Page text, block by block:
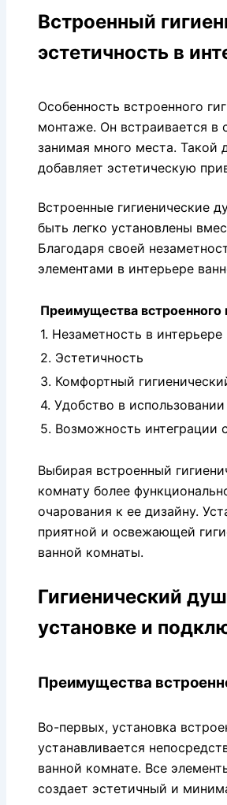
Встроенный
эстетичность в
Особенность встроенного
монтаже. Он встраивается в
занимая много места.
добавляет эстетическую
Встроенные гигиенические
быть легко установлены
Благодаря своей
элементами в интерьере
Преимущества встроенного
1. Незаметность в интерьере
2. Эстетичность
3. Комфортный
4. Удобство в использовании
5. Возможность интеграции
Выбирая встроенный
комнату более
очарования к ее дизайну.
приятной и освежающей
ванной комнаты.
Гигиенический
установке и
Преимущества
Во-первых, установка
устанавливается
ванной комнате. Все
создает эстетичный и